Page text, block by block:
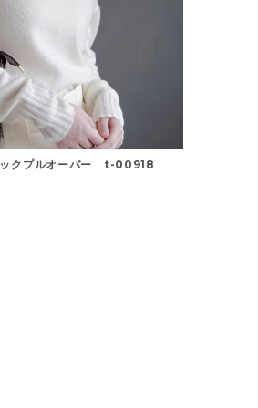
ックプルオーバー t-00918